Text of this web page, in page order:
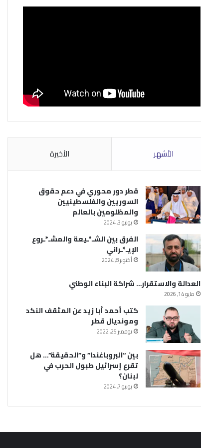
الأشهر الأخيرة
قطر دور محوري في دعم حقوق
السوريين والفلسطينيين
والمظلومين بالعالم
يوليو 3, 2024
الفرق بين الشـ*ـيعة والمشـ*ـروع
الإيـ*ـراني
أكتوبر 8, 2024
العدالة والاستقرار… شراكة البناء الوطني
مايو 14, 2026
كتب أحمد أبا زيد عن المثقف النكد
ومونديال قطر
نوفمبر 25, 2022
بين “البروباغندا” و”الحقيقة”… هل
تقرع إسرائيل طبول الحرب في
لبنان؟
يونيو 7, 2024